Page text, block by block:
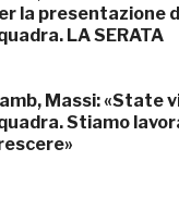
la presentazione
LA SERATA
Massi: «State
Stiamo